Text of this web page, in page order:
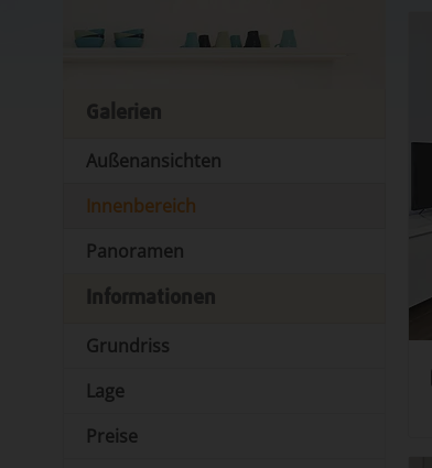
Galerien
Außenansichten
Innenbereich
Panoramen
Informationen
Grundriss
Lage
Preise